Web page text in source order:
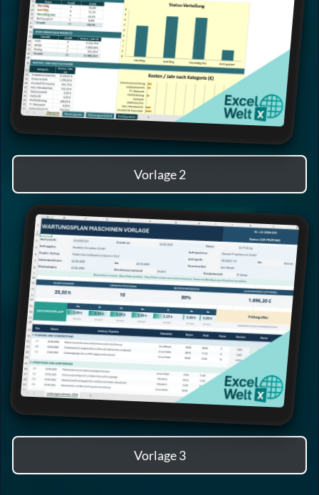
Vorlage 2
Vorlage 3